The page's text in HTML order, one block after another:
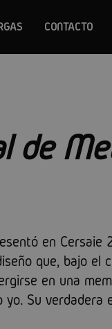
CONTACTO
de
en Cersaie
que, bajo el
en una
Su verdadera